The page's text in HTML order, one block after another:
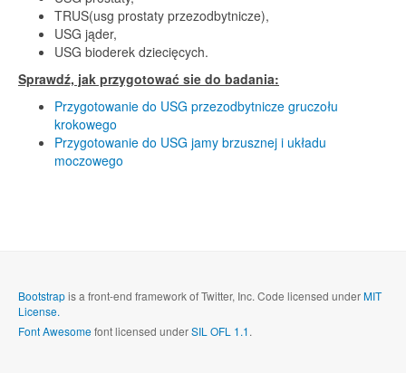
TRUS(usg prostaty przezodbytnicze),
USG jąder,
USG bioderek dziecięcych.
Sprawdź, jak przygotować sie do badania:
Przygotowanie do USG przezodbytnicze gruczołu
krokowego
Przygotowanie do USG jamy brzusznej i układu
moczowego
Bootstrapis a front-end framework of Twitter, Inc. Code licensed underMIT
License.
Font Awesomefont licensed underSIL OFL 1.1.